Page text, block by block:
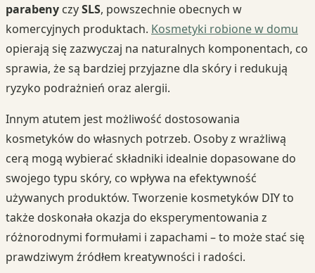
parabeny czySLS, powszechnie obecnych w
komercyjnych produktach. Kosmetyki robione w domu
opierają się zazwyczaj na naturalnych komponentach, co
sprawia, że są bardziej przyjazne dla skóry i redukują
ryzyko podrażnień oraz alergii.
Innym atutem jest możliwość dostosowania
kosmetyków do własnych potrzeb. Osoby z wrażliwą
cerą mogą wybierać składniki idealnie dopasowane do
swojego typu skóry, co wpływa na efektywność
używanych produktów. Tworzenie kosmetyków DIY to
także doskonała okazja do eksperymentowania z
różnorodnymi formułami i zapachami – to może stać się
prawdziwym źródłem kreatywności i radości.